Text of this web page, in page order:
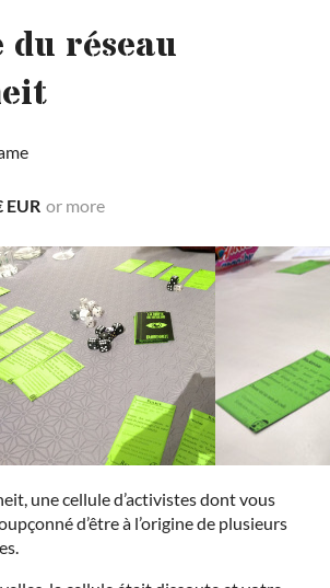
du réseau
EUR or more
une cellule d’activistes dont vous
d’être à l’origine de plusieurs